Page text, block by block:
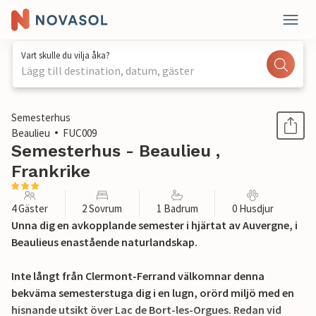
Vart skulle du vilja åka?
Lägg till destination, datum, gäster
1 / 16
Semesterhus
Beaulieu
FUC009
Semesterhus - Beaulieu ,
Frankrike
4 Gäster 2 Sovrum 1 Badrum 0 Husdjur
Unna dig en avkopplande semester i hjärtat av Auvergne, i
Beaulieus enastående naturlandskap.
Inte långt från Clermont-Ferrand välkomnar denna
bekväma semesterstuga dig i en lugn, orörd miljö med en
hisnande utsikt över Lac de Bort-les-Orgues. Redan vid